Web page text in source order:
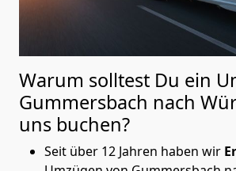
Warum solltest Du ein
Gummersbach nach
uns buchen?
Seit über 12 Jahren haben wir